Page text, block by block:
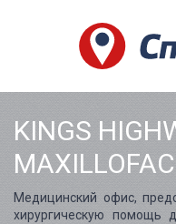
KINGS
Медицинский офис,
хирургическую помощь